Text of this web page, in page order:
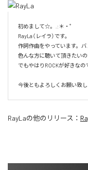
初めまして☆。.:＊・゜
RayLa（レイラ）です。
作詞作曲をやっています。バ
色んな方に聴いて頂きたい
でもやはりROCKが好きな
今後ともよろしくお願い致
RayLaの他のリリース：